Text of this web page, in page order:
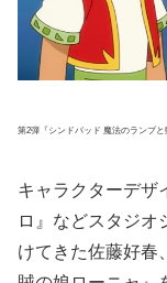
第2弾『シンドバッド 魔法のランプと
キャラクターデザ
ロ』などスタジオ
けてきた佐藤好春